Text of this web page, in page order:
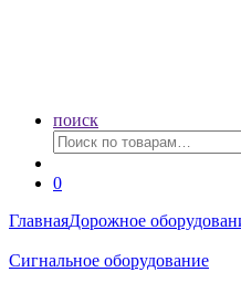
поиск
Искать:
0
ГлавнаяДорожное
Сигнальное оборудование